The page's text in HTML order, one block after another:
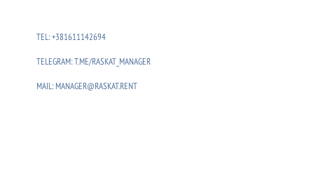
TEL: +381611142694
TELEGRAM: T.ME/RASKAT_MANAGER
MAIL: MANAGER@RASKAT.RENT